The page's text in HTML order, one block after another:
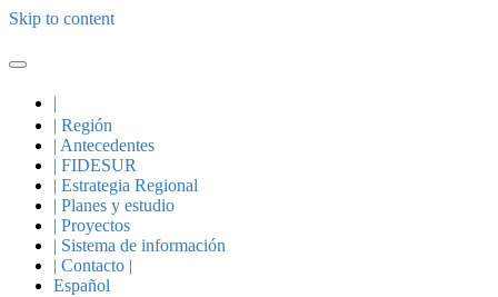
Skip to content
|
| Región
| Antecedentes
| FIDESUR
| Estrategia Regional
| Planes y estudio
| Proyectos
| Sistema de información
| Contacto |
Español